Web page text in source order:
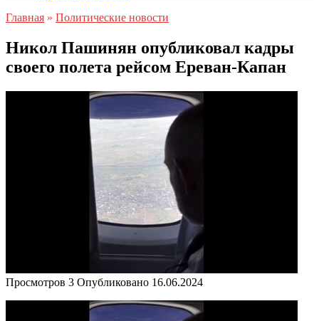
Главная » Политические новости
Никол Пашинян опубликовал кадры
своего полета рейсом Ереван-Капан
Просмотров 3 Опубликовано 16.06.2024